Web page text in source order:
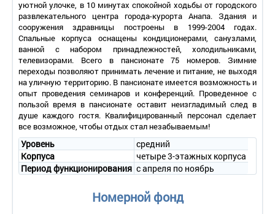
уютной улочке, в 10 минутах спокойной ходьбы от городского
развлекательного центра города-курорта Анапа. Здания и
сооружения здравницы построены в 1999-2004 годах.
Спальные корпуса оснащены кондиционерами, санузлами,
ванной с набором принадлежностей, холодильниками,
телевизорами. Всего в пансионате 75 номеров. Зимние
переходы позволяют принимать лечение и питание, не выходя
на уличную территорию. В пансионате имеется возможность и
опыт проведения семинаров и конференций. Проведенное с
пользой время в пансионате оставит неизгладимый след в
душе каждого гостя. Квалифицированный персонал сделает
все возможное, чтобы отдых стал незабываемым!
Уровень
средний
Корпуса
четыре 3-этажных корпуса
Период функционирования с апреля по ноябрь
Номерной фонд